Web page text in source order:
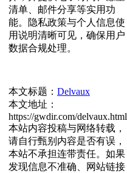
清单、邮件分享等实用功
能。隐私政策与个人信息使
用说明清晰可见，确保用户
数据合规处理。
本文标题： Delvaux
本文地址：
https://gwdir.com/delvaux.html
本站内容投稿与网络转载，
请自行甄别内容是否有误，
本站不承担连带责任。如果
发现信息不准确、网站链接